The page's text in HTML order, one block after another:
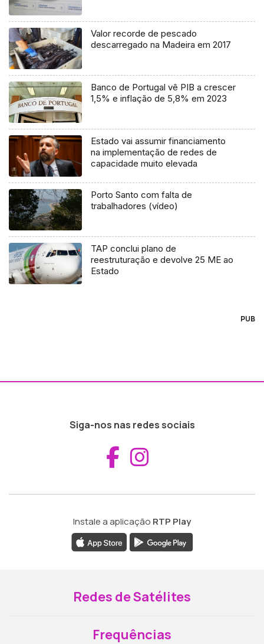
Valor recorde de pescado
descarregado na Madeira em 2017
Banco de Portugal vê PIB a crescer
1,5% e inflação de 5,8% em 2023
Estado vai assumir financiamento
na implementação de redes de
capacidade muito elevada
Porto Santo com falta de
trabalhadores (vídeo)
TAP conclui plano de
reestruturação e devolve 25 ME ao
Estado
PUB
Siga-nos nas redes sociais
Aceder ao
Instale a aplicação RTP Play
Redes de Satélites
Frequências